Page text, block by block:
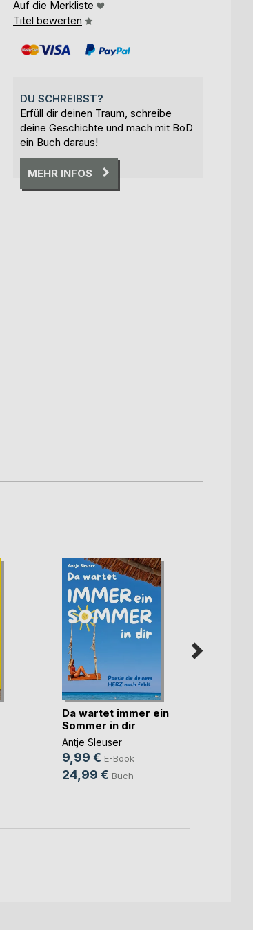
Auf die Merkliste
Titel bewerten
DU SCHREIBST?
Erfüll dir deinen Traum, schreibe
deine Geschichte und mach mit BoD
ein Buch daraus!
MEHR INFOS
Da wartet immer ein
Sommer in dir
Antje Sleuser
9,99 € E-Book
24,99 € Buch